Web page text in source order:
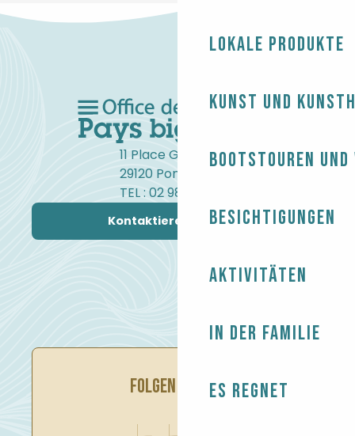
Lokale Produkte
Kunst und
Bootstouren
Besichtigungen
Aktivitäten
In der Familie
Es regnet
11 Place Gambetta
29120 Pont-l'Abbé
TEL : 02 98 82 37 99
Kontaktieren Sie uns
FOLGEN SIE UNS